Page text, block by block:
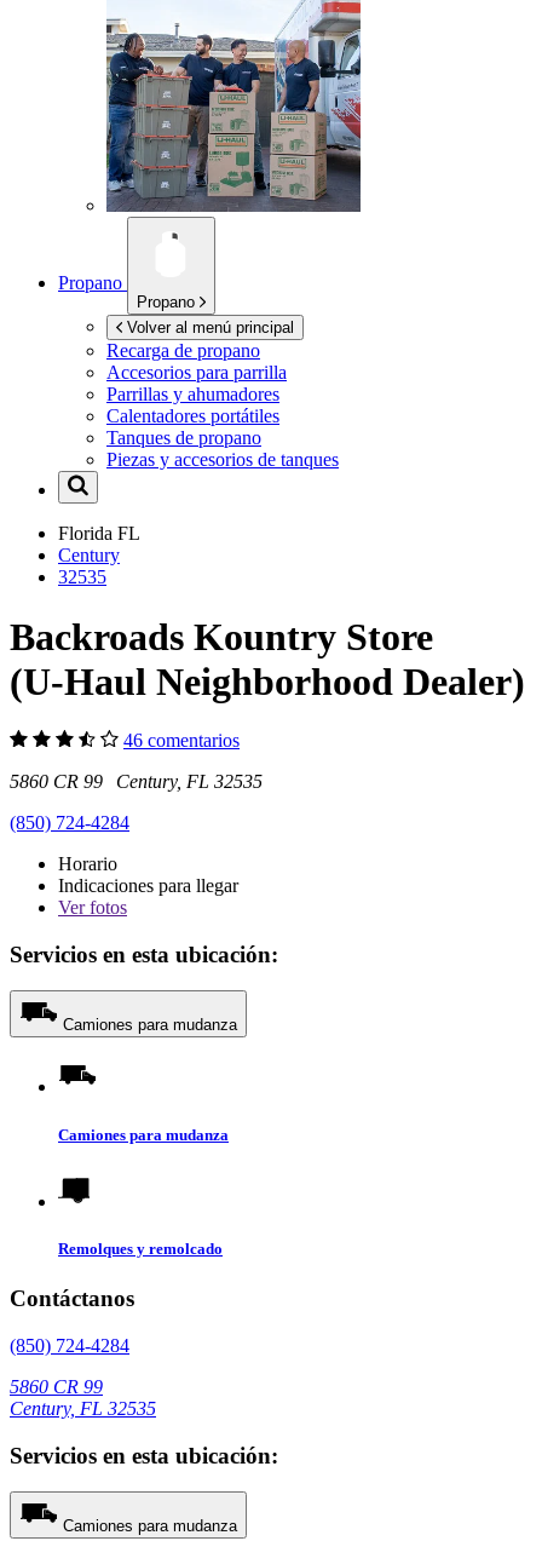
Propano
Propano
Volver al menú principal
Recarga de propano
Accesorios para parrilla
Parrillas y ahumadores
Calentadores portátiles
Tanques de propano
Piezas y accesorios de tanques
Florida FL
Century
32535
Backroads Kountry Store
(U-Haul Neighborhood Dealer)
46 comentarios
5860 CR 99 Century, FL 32535
(850) 724-4284
Horario
Indicaciones para llegar
Verfotos
Servicios en esta ubicación:
Camiones para mudanza
Camiones para mudanza
Remolques y remolcado
Contáctanos
(850) 724-4284
5860 CR 99
Century, FL 32535
Servicios en esta ubicación:
Camiones para mudanza